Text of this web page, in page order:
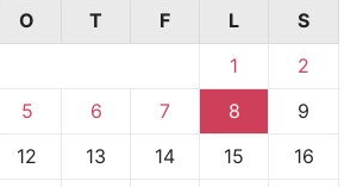
O T F L
S
1
2
5 6 7 8
9
12 13 14 15
16